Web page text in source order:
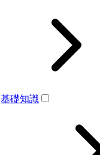
基礎知識